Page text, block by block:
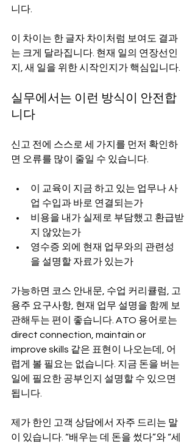
니다.
이 차이는 한 글자 차이처럼 보여도 결과
는 크게 달라집니다. 현재 일의 연장선인
지, 새 일을 위한 시작인지가 핵심입니다.
실무에서는 이런 방식이 안전합
니다
신고 전에 스스로 세 가지를 먼저 확인하
면 오류를 많이 줄일 수 있습니다.
이 교육이 지금 하고 있는 업무나 사
업 수입과 바로 연결되는가
비용을 내가 실제로 부담했고 환급받
지 않았는가
영수증 외에 현재 업무와의 관련성
을 설명할 자료가 있는가
가능하면 코스 안내문, 수업 커리큘럼, 고
용주 요구사항, 현재 업무 설명을 함께 보
관해두는 편이 좋습니다. ATO 용어로는
direct connection, maintain or
improve skills 같은 표현이 나오는데, 어
렵게 볼 필요는 없습니다. 지금 돈을 버는
일에 필요한 공부인지 설명할 수 있으면
됩니다.
제가 한인 고객 상담에서 자주 드리는 말
이 있습니다. “배우는 데 돈을 썼다”와 “세